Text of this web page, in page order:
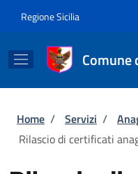
Regione Sicilia
Comune
Briciole di
Home / Servizi /
Rilascio di certificati